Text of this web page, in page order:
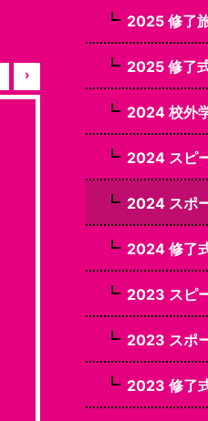
›
2025 修了
2025 修了
2024 校外
2024 スピ
2024 スポ
2024 修了
2023 スピ
2023 スポ
2023 修了